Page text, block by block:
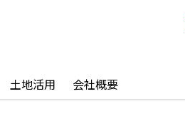
土地活用 会社概要